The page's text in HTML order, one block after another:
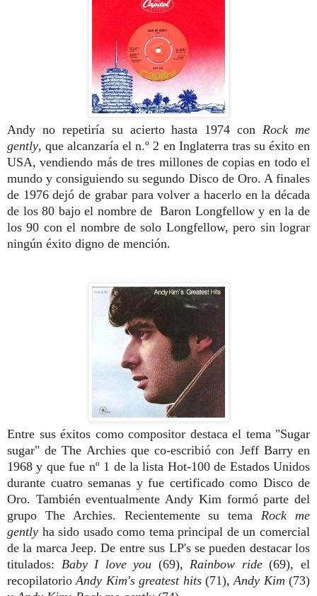
Andy no repetiría su acierto hasta 1974 con Rock me
gently, que alcanzaría el n.º 2 en Inglaterra tras su éxito en
USA, vendiendo más de tres millones de copias en todo el
mundo y consiguiendo su segundo Disco de Oro. A finales
de 1976 dejó de grabar para volver a hacerlo en la década
de los 80 bajo el nombre deBaron Longfellow y en la de
los 90 con el nombre de solo Longfellow, pero sin lograr
ningún éxito digno de mención.
Entre sus éxitos como compositor destaca el tema "Sugar
sugar" de The Archies que co-escribió con Jeff Barry en
1968 y que fue nº 1 de la lista Hot-100 de Estados Unidos
durante cuatro semanas y fue certificado como Disco de
Oro. También eventualmente Andy Kim formó parte del
grupo The Archies. Recientemente su tema Rock me
gently ha sido usado como tema principal de un comercial
de la marca Jeep. De entre sus LP's se pueden destacar los
titulados: Baby I love you (69), Rainbow ride(69), el
recopilatorioAndy Kim's greatest hits (71), Andy Kim (73)